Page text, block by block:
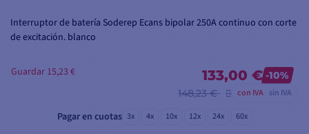
Interruptor de batería Soderep Ecans bipolar 250A continuo con corte
de excitación. blanco
133,00 € -10%
148,23 €
con IVA sin IVA
Guardar 15,23 €
Pagar en cuotas 3x 4x 10x 12x 24x 60x